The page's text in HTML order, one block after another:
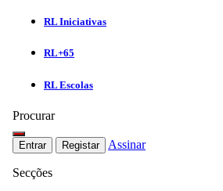
RL Iniciativas
RL+65
RL Escolas
Procurar
Entrar Registar Assinar
Secções